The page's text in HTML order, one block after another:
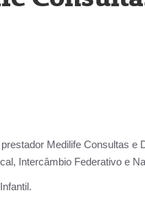
prestador Medilife Consultas e
Intercâmbio Federativo e